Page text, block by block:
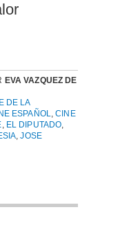
EVA VAZQUEZ DE
DE LA
ESPAÑOL ,CINE
EL DIPUTADO
,JOSE